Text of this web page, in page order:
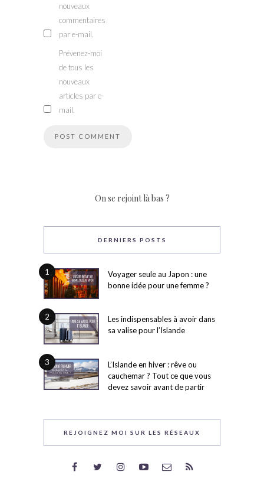
nouveaux
commentaires
par e-mail.
Prévenez-moi
de tous les
nouveaux
articles par e-
mail.
On se rejoint là bas ?
DERNIERS POSTS
1
Voyager seule au Japon : une
bonne idée pour une femme ?
2
Les indispensables à avoir dans
sa valise pour l’Islande
3
L’Islande en hiver : rêve ou
cauchemar ? Tout ce que vous
devez savoir avant de partir
REJOIGNEZ MOI SUR LES RÉSEAUX